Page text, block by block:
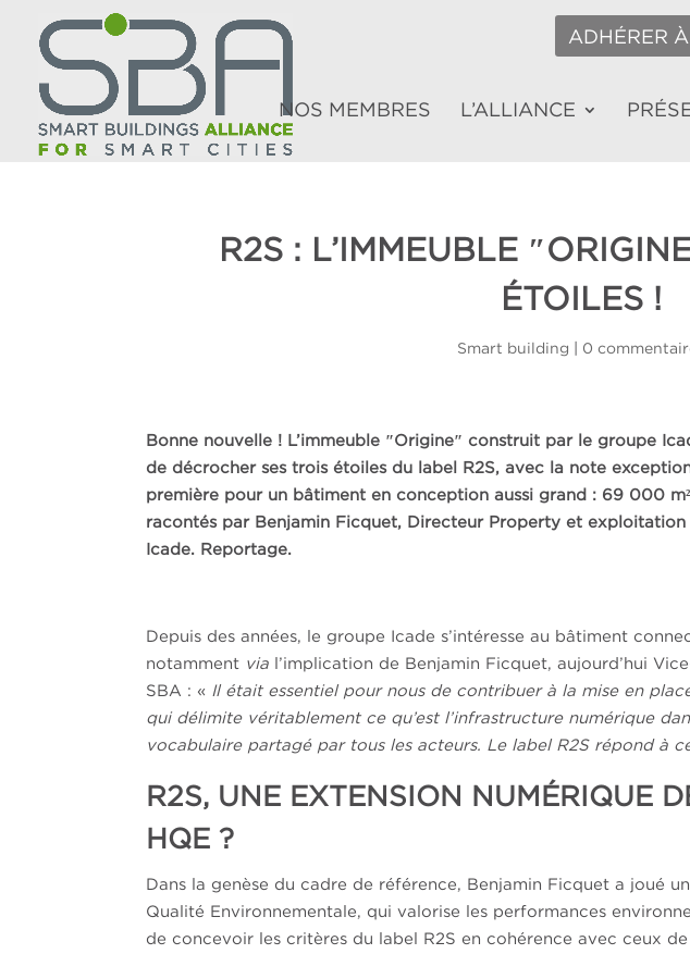
ADHÉRER
NOS MEMBRES L’ALLIANCE
R2S : L’IMMEUBLE
ÉTOILES !
Smart building 0
Bonne nouvelle ! L’immeuble ″Origine″ construit par le groupe
de décrocher ses trois étoiles du label R2S, avec la note
première pour un bâtiment en conception aussi grand : 69 000
racontés par Benjamin Ficquet, Directeur Property et exploitation
Icade. Reportage.
Depuis des années, le groupe Icade s’intéresse au bâtiment
notamment via l’implication de Benjamin Ficquet, aujourd’hui
SBA : « Il était essentiel pour nous de contribuer à la mise en
qui délimite véritablement ce qu’est l’infrastructure numérique
vocabulaire partagé par tous les acteurs. Le label R2S répond à
R2S, UNE EXTENSION NUMÉRIQUE
HQE ?
Dans la genèse du cadre de référence, Benjamin Ficquet a joué
Qualité Environnementale, qui valorise les performances
de concevoir les critères du label R2S en cohérence avec ceux